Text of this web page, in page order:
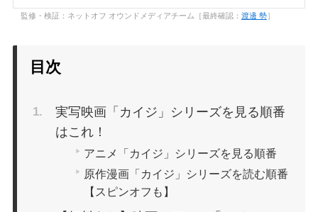
監修・検証：ネットオフ オウンドメディアチーム［最終確認： 渡邊 勢］
目次
実写映画「カイジ」シリーズを見る順番
はこれ！
アニメ「カイジ」シリーズを見る順番
原作漫画「カイジ」シリーズを読む順番
【スピンオフも】